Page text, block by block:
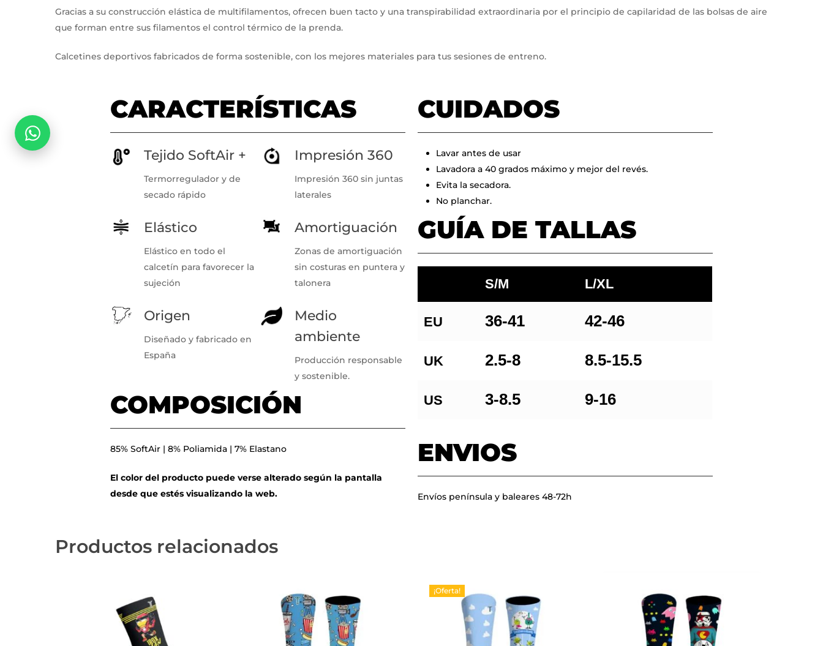
Gracias a su construcción elástica de multifilamentos, ofrecen buen tacto y una transpirabilidad extraordinaria por el principio de capilaridad de las bolsas de aire
que forman entre sus filamentos el control térmico de la prenda.
Calcetines deportivos fabricados de forma sostenible, con los mejores materiales para tus sesiones de entreno.
CARACTERÍSTICAS
Tejido SoftAir +
Termorregulador y de
secado rápido
Elástico
Elástico en todo el
calcetín para favorecer la
sujeción
Origen
Diseñado y fabricado en
España
Impresión 360
Impresión 360 sin juntas
laterales
Amortiguación
Zonas de amortiguación
sin costuras en puntera y
talonera
Medio
ambiente
Producción responsable
y sostenible.
COMPOSICIÓN
85% SoftAir | 8% Poliamida | 7% Elastano
El color del producto puede verse alterado según la pantalla
desde que estés visualizando la web.
CUIDADOS
Lavar antes de usar
Lavadora a 40 grados máximo y mejor del revés.
Evita la secadora.
No planchar.
GUÍA DE TALLAS
S/M L/XL
EU 36-41 42-46
UK 2.5-8 8.5-15.5
US 3-8.5 9-16
ENVIOS
Envíos península y baleares 48-72h
Productos relacionados
¡Oferta!